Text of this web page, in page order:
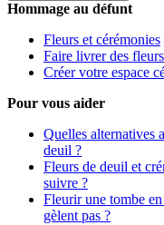
Hommage au défunt
Fleurs et cérémonies
Faire livrer des
Créer votre espace
Pour vous aider
Quelles alternatives
deuil ?
Fleurs de deuil et
suivre ?
Fleurir une tombe
gèlent pas ?